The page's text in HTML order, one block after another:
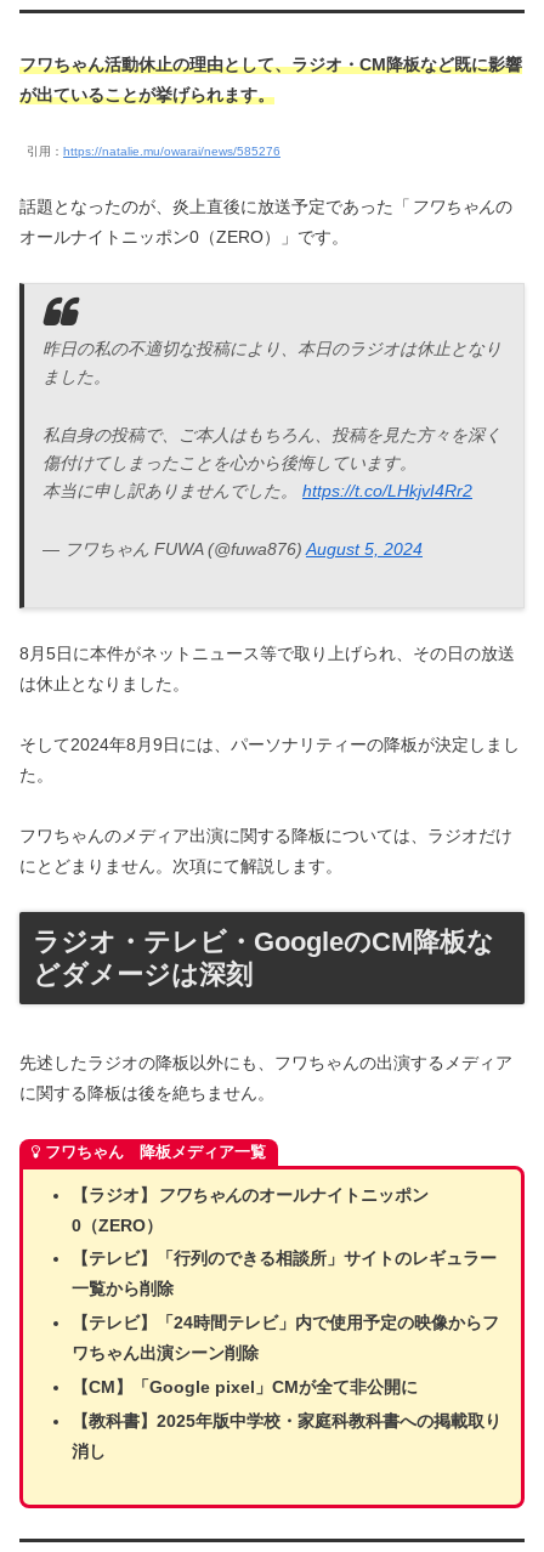
フワちゃん活動休止の理由として、ラジオ・CM降板など既に影響
が出ていることが挙げられます。
引用： https://natalie.mu/owarai/news/585276
話題となったのが、炎上直後に放送予定であった「 フワちゃんの
オールナイトニッポン0（ZERO）」です。
昨日の私の不適切な投稿により、本日のラジオは休止となり
ました。
私自身の投稿で、ご本人はもちろん、投稿を見た方々を深く
傷付けてしまったことを心から後悔しています。
本当に申し訳ありませんでした。 https://t.co/LHkjvI4Rr2
— フワちゃん FUWA (@fuwa876)August 5, 2024
8月5日に本件がネットニュース等で取り上げられ、その日の放送
は休止となりました。
そして2024年8月9日には、パーソナリティーの降板が決定しまし
た。
フワちゃんのメディア出演に関する降板については、ラジオだけ
にとどまりません。次項にて解説します。
ラジオ・テレビ・GoogleのCM降板な
どダメージは深刻
先述したラジオの降板以外にも、フワちゃんの出演するメディア
に関する降板は後を絶ちません。
フワちゃん 降板メディア一覧
【ラジオ】 フワちゃんのオールナイトニッポン
0（ZERO）
【テレビ】「行列のできる相談所」サイトのレギュラー
一覧から削除
【テレビ】「24時間テレビ」内で使用予定の映像からフ
ワちゃん出演シーン削除
【CM】「Google pixel」CMが全て非公開に
【教科書】2025年版中学校・家庭科教科書への掲載取り
消し